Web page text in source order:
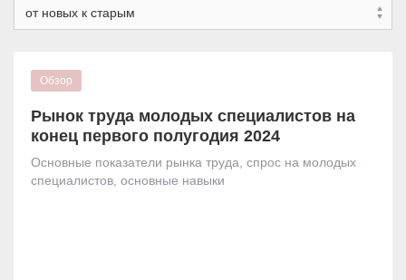
Рынок труда молодых специалистов на
конец первого полугодия 2024
Основные показатели рынка труда, спрос на молодых
специалистов, основные навыки